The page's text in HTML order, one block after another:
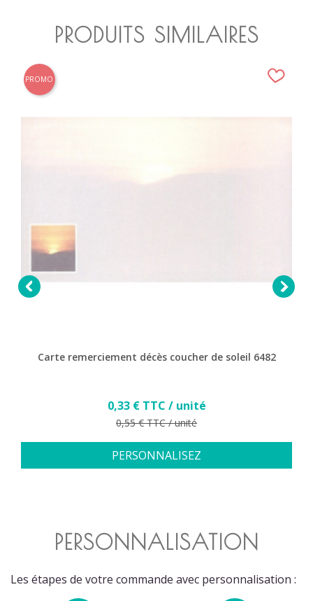
PRODUITS SIMILAIRES

Carte remerciement décès coucher de soleil 6482
Prix
0,33 € TTC / unité
Prix de base
0,55 € TTC / unité
PERSONNALISEZ
PROMO

PERSONNALISATION
Les étapes de votre commande avec personnalisation :